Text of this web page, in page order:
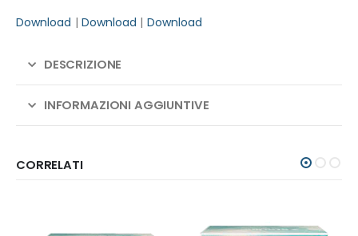
Download | Download | Download
DESCRIZIONE
INFORMAZIONI AGGIUNTIVE
CORRELATI